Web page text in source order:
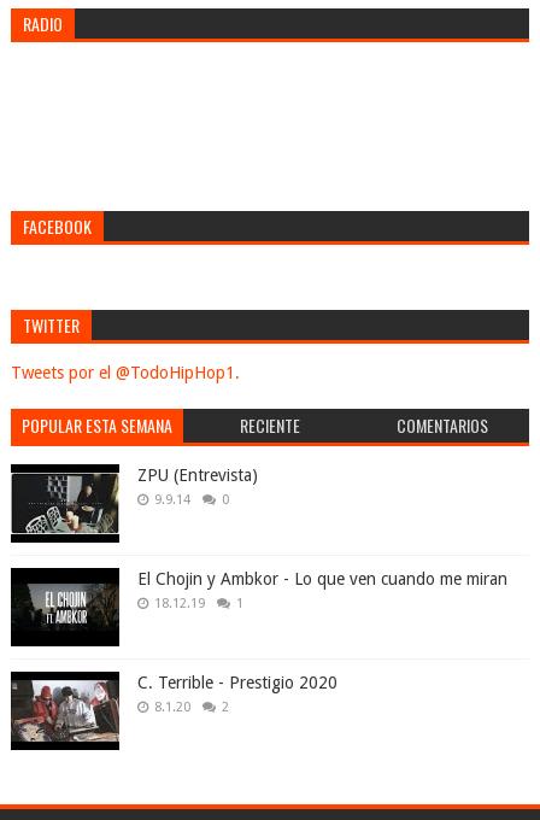
RADIO
FACEBOOK
TWITTER
Tweets por el @TodoHipHop1.
POPULAR ESTA SEMANA RECIENTE COMENTARIOS
ZPU (Entrevista)
9.9.14 0
El Chojin y Ambkor - Lo que ven cuando me miran
18.12.19 1
C. Terrible - Prestigio 2020
8.1.20 2